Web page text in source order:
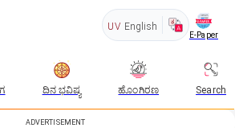
UV English
E-Paper
ದಿನ ಭವಿಷ್ಯ ಹೊಂಗಿರಣ Search
ADVERTISEMENT